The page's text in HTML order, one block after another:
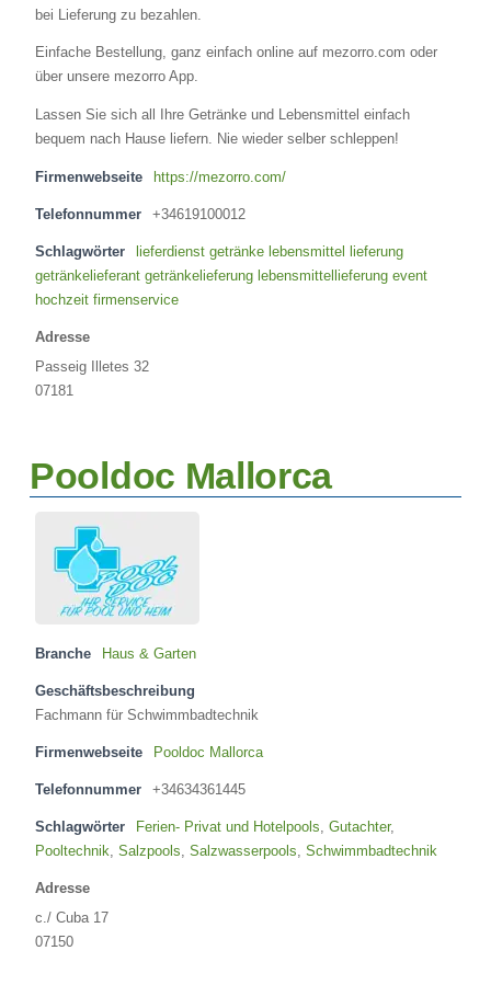
bei Lieferung zu bezahlen.
Einfache Bestellung, ganz einfach online auf mezorro.com oder
über unsere mezorro App.
Lassen Sie sich all Ihre Getränke und Lebensmittel einfach
bequem nach Hause liefern. Nie wieder selber schleppen!
Firmenwebseite https://mezorro.com/
Telefonnummer +34619100012
Schlagwörter
lieferdienst getränke lebensmittel lieferung
getränkelieferant getränkelieferung lebensmittellieferung event
hochzeit firmenservice
Adresse
Passeig Illetes 32
07181
Pooldoc Mallorca
Branche Haus & Garten
Geschäftsbeschreibung
Fachmann für Schwimmbadtechnik
Firmenwebseite Pooldoc Mallorca
Telefonnummer +34634361445
Schlagwörter Ferien- Privat und Hotelpools, Gutachter,
Pooltechnik, Salzpools, Salzwasserpools, Schwimmbadtechnik
Adresse
c./ Cuba 17
07150